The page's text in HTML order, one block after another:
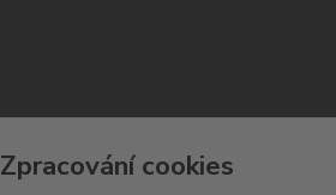
Zpracování cookies